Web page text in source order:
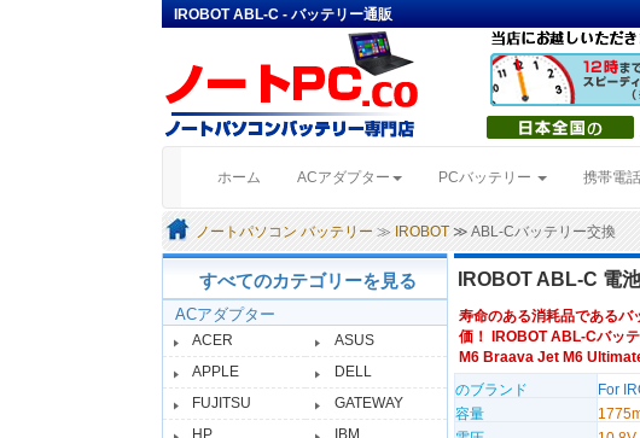
IROBOT ABL-C - バッテリー通販
ホーム (current)ACアダプター PCバッテリー 携帯電話
ノートパソコン バッテリー ≫ IROBOT≫ ABL-Cバッテリー交換
すべてのカテゴリーを見る
ACアダプター
ACER
ASUS
APPLE
DELL
FUJITSU
GATEWAY
HP
IBM
IROBOT ABL-C 電池
寿命のある消耗品であるバ
価！ IROBOT ABL-Cバッ
M6 Braava Jet M6
のブランド
For
容量